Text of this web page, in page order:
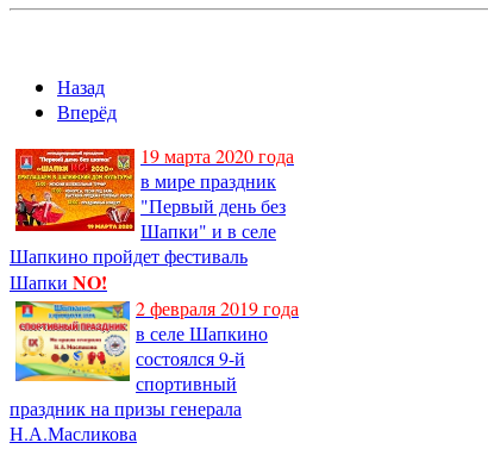
Назад
Вперёд
19 марта 2020 года
в мире праздник
"Первый день без
Шапки" и в селе
Шапкино пройдет фестиваль
Шапки NO!
2 февраля 2019 года
в селе Шапкино
состоялся 9-й
спортивный
праздник на призы генерала
Н.А.Масликова